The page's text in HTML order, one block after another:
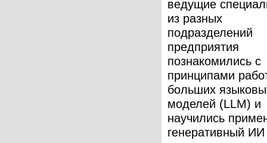
ведущие
из разных
подразделений
предприятия
познакомились с
принципами
больших
моделей (LLM) и
научились
генеративный